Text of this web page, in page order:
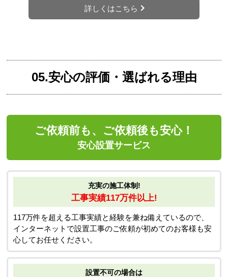
詳しくはこちら
05.安心の評価・選ばれる理由
ご依頼前も、ご依頼後も安心！
安心設置サービス
充実の施工体制!
工事実績117万件以上!
117万件を超える工事実績と経験を兼ね備えているので、
インターネットで設置工事のご依頼が初めてのお客様も安
心してお任せください。
設置不可の場合は